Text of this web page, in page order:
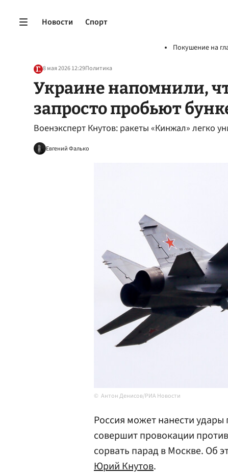
Новости Спорт
Покушение на
8 мая 2026 12:29Политика
Украине напомнили,
запросто пробьют
Военэксперт Кнутов: ракеты «Кинжал» легко
Евгений Фалько
Антон Денисов/РИА Новости
Россия может нанести
совершит провокации
сорвать парад в Москве. Об
Юрий Кнутов.